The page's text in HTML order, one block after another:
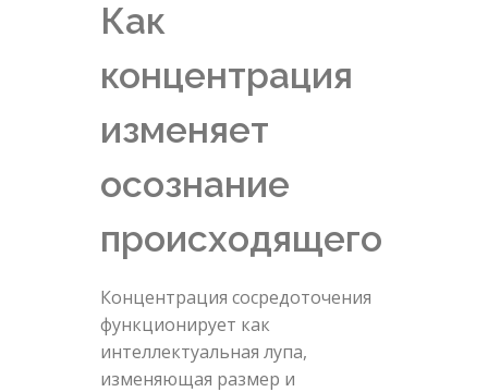
Как
концентрация
изменяет
осознание
происходящего
Концентрация сосредоточения
функционирует как
интеллектуальная лупа,
изменяющая размер и